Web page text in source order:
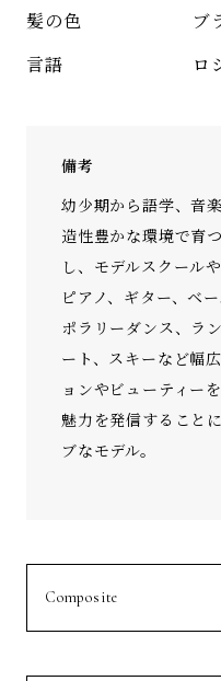
髪の色 ブ
言語 ロ
備考
幼少期から語学、音
造性豊かな環境で育
し、モデルスクール
ピアノ、ギター、ベ
ポラリーダンス、ラ
ート、スキーなど幅
ョンやビューティー
魅力を発信すること
ブなモデル。
Composite